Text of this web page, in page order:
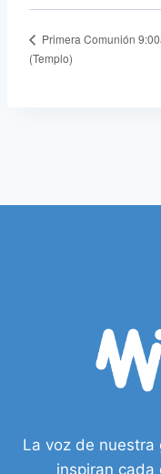
Primera Comunión
(Templo)
La voz de nuestra
inspiran cada